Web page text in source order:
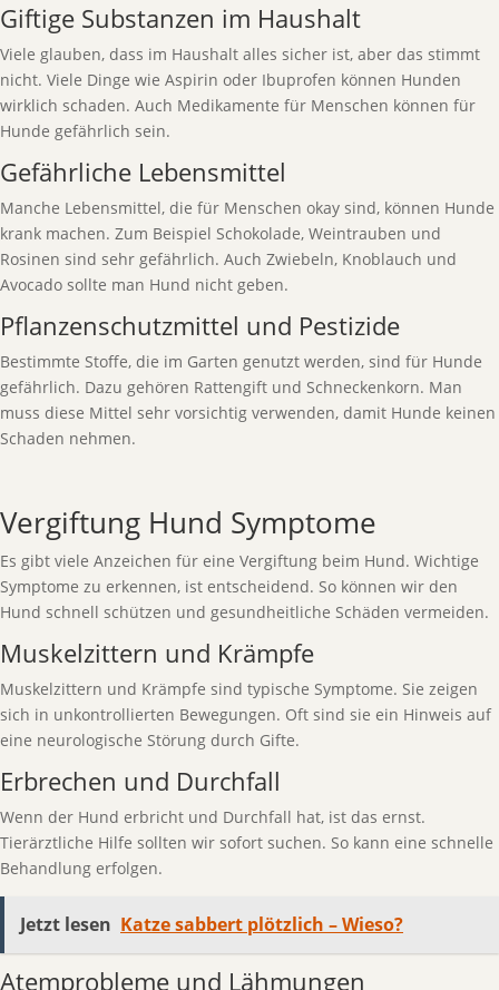
Giftige Substanzen im Haushalt
Viele glauben, dass im Haushalt alles sicher ist, aber das stimmt
nicht. Viele Dinge wie Aspirin oder Ibuprofen können Hunden
wirklich schaden. Auch Medikamente für Menschen können für
Hunde gefährlich sein.
Gefährliche Lebensmittel
Manche Lebensmittel, die für Menschen okay sind, können Hunde
krank machen. Zum Beispiel Schokolade, Weintrauben und
Rosinen sind sehr gefährlich. Auch Zwiebeln, Knoblauch und
Avocado sollte man Hund nicht geben.
Pflanzenschutzmittel und Pestizide
Bestimmte Stoffe, die im Garten genutzt werden, sind für Hunde
gefährlich. Dazu gehören Rattengift und Schneckenkorn. Man
muss diese Mittel sehr vorsichtig verwenden, damit Hunde keinen
Schaden nehmen.
Vergiftung Hund Symptome
Es gibt viele Anzeichen für eine Vergiftung beim Hund. Wichtige
Symptome zu erkennen, ist entscheidend. So können wir den
Hund schnell schützen und gesundheitliche Schäden vermeiden.
Muskelzittern und Krämpfe
Muskelzittern und Krämpfe sind typische Symptome. Sie zeigen
sich in unkontrollierten Bewegungen. Oft sind sie ein Hinweis auf
eine neurologische Störung durch Gifte.
Erbrechen und Durchfall
Wenn der Hund erbricht und Durchfall hat, ist das ernst.
Tierärztliche Hilfe sollten wir sofort suchen. So kann eine schnelle
Behandlung erfolgen.
Jetzt lesen Katze sabbert plötzlich – Wieso?
Atemprobleme und Lähmungen